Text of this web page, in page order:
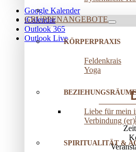
GRUPPENANGEBOTE
KÖRPERPRAXIS
Feldenkrais
Yoga
BEZIEHUNGSRÄUME
Liebe für mein
Verbindung
SPIRITUALITÄT &
Google Kalender
iCalendar
Outlook 365
Outlook Live